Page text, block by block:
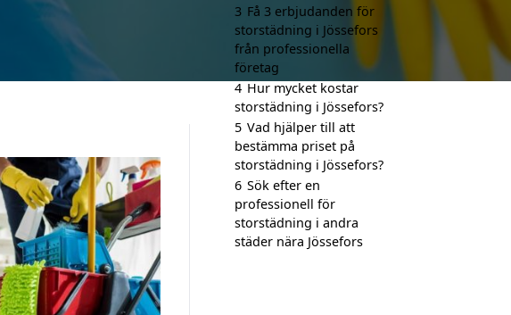
3 Få 3 erbjudanden för
storstädning i Jössefors
från professionella
företag
4 Hur mycket kostar
storstädning i Jössefors?
5 Vad hjälper till att
bestämma priset på
storstädning i Jössefors?
6 Sök efter en
professionell för
storstädning i andra
städer nära Jössefors